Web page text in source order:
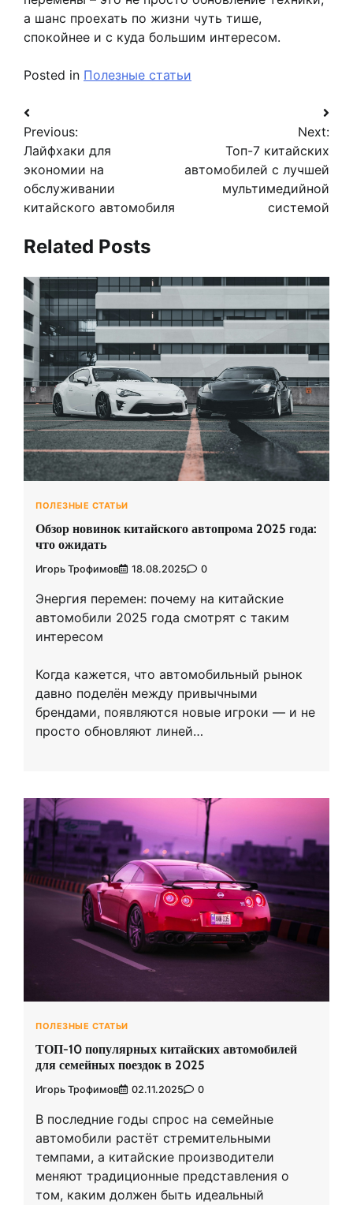
а шанс проехать по жизни чуть тише,
спокойнее и с куда большим интересом.
Posted in Полезные статьи
Навигация
по
записям
Previous:
Лайфхаки для
экономии на
обслуживании
китайского автомобиля
Next:
Топ-7 китайских
автомобилей с лучшей
мультимедийной
системой
Related Posts
ПОЛЕЗНЫЕ СТАТЬИ
Обзор новинок китайского автопрома 2025 года:
что ожидать
Игорь Трофимов 18.08.2025 0
Энергия перемен: почему на китайские
автомобили 2025 года смотрят с таким
интересом
Когда кажется, что автомобильный рынок
давно поделён между привычными
брендами, появляются новые игроки — и не
просто обновляют линей…
ПОЛЕЗНЫЕ СТАТЬИ
ТОП-10 популярных китайских автомобилей
для семейных поездок в 2025
Игорь Трофимов 02.11.2025 0
В последние годы спрос на семейные
автомобили растёт стремительными
темпами, а китайские производители
меняют традиционные представления о
том, каким должен быть идеальный